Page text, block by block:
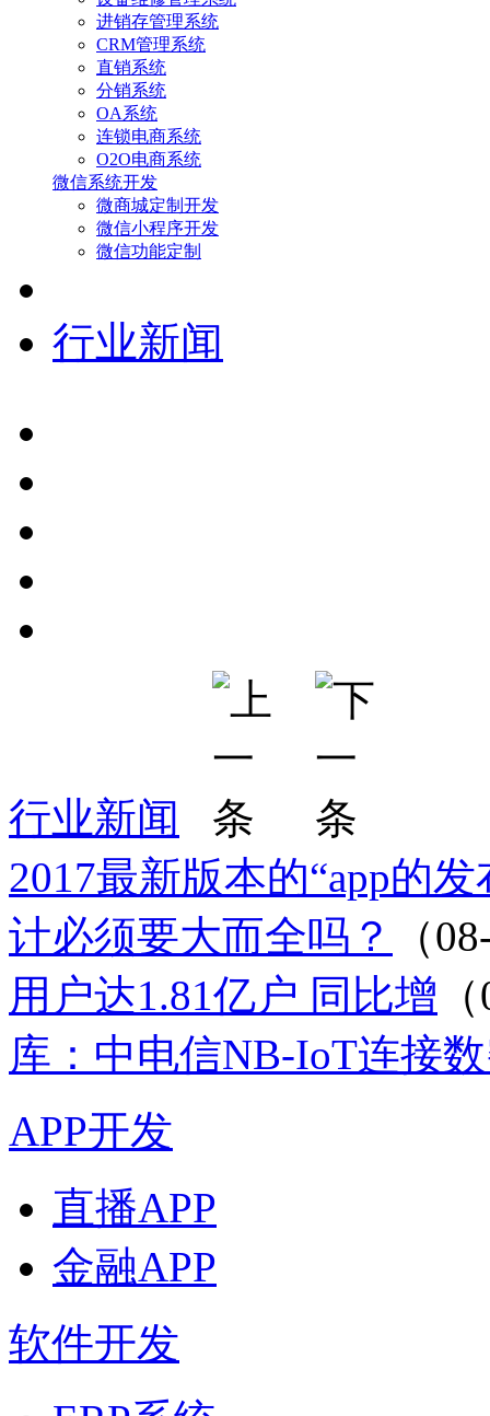
进销存管理系统
CRM管理系统
直销系统
分销系统
OA系统
连锁电商系统
O2O电商系统
微信系统开发
微商城定制开发
微信小程序开发
微信功能定制
行业新闻
行业新闻
2017最新版本的“app的发
计必须要大而全吗？
（
用户达1.81亿户 同比增
库：中电信NB-IoT连接
APP开发
直播APP
金融APP
软件开发